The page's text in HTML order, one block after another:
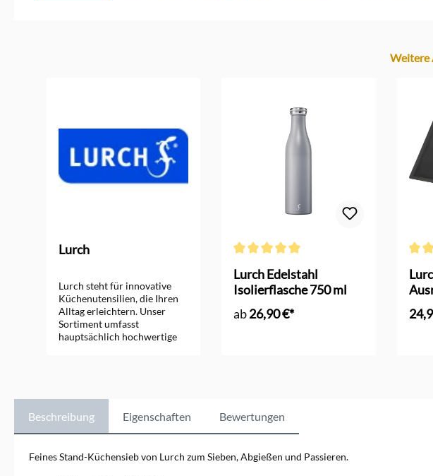
Weitere
Lurch
Lurch steht für innovative
Küchenutensilien, die Ihren
Alltag erleichtern. Unser
Sortiment umfasst
hauptsächlich hochwertige
ihre Langlebigkeit, Flexibilität
und einfache Handhabung
aus und sorgen für perfekte
Back- und Kochergebnisse.
Entdecken Sie die Vielfalt und
Qualität von Lurch und
Lurch Edelstahl
Isolierflasche 750 ml
ab26,90 €*
Beschreibung Eigenschaften Bewertungen
Feines Stand-Küchensieb von Lurch zum Sieben, Abgießen und Passieren.